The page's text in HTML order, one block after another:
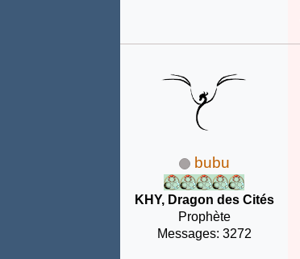
bubu
KHY, Dragon des Cités
Prophète
Messages: 3272